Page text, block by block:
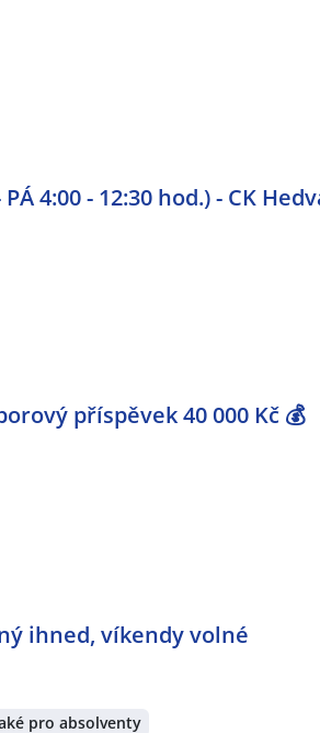
4:00 - 12:30 hod.) - CK
příspěvek 40 000 Kč 💰
ihned, víkendy volné
pro absolventy